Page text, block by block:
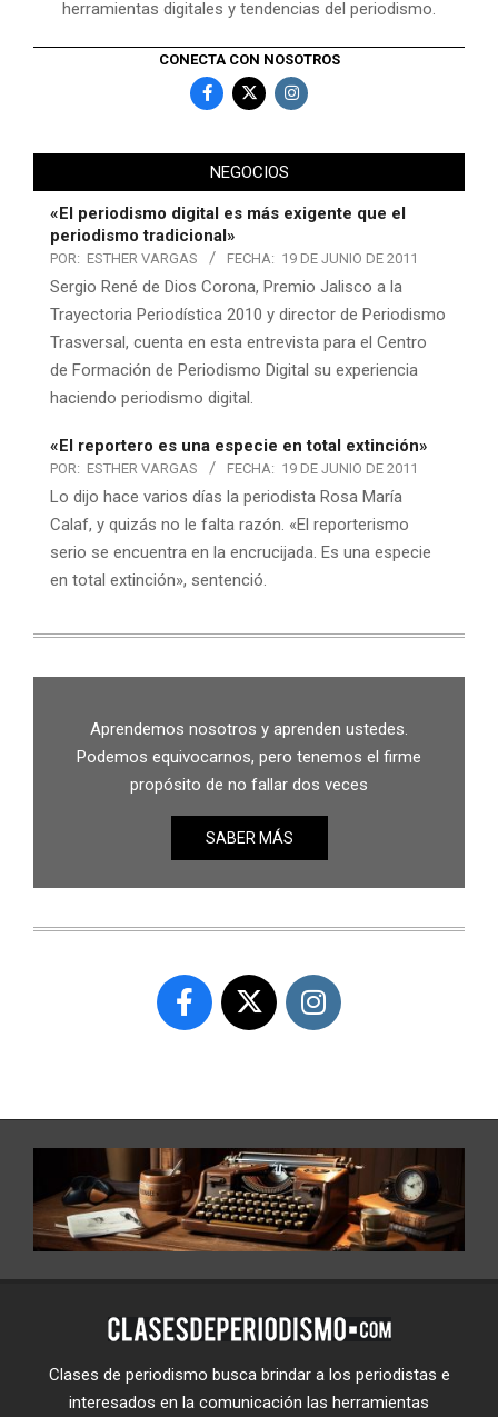
herramientas digitales y tendencias del periodismo.
CONECTA CON NOSOTROS
NEGOCIOS
«El periodismo digital es más exigente que el
periodismo tradicional»
POR: ESTHER VARGAS FECHA: 19 DE JUNIO DE 2011
Sergio René de Dios Corona, Premio Jalisco a la
Trayectoria Periodística 2010 y director de Periodismo
Trasversal, cuenta en esta entrevista para el Centro
de Formación de Periodismo Digital su experiencia
haciendo periodismo digital.
«El reportero es una especie en total extinción»
POR: ESTHER VARGAS FECHA: 19 DE JUNIO DE 2011
Lo dijo hace varios días la periodista Rosa María
Calaf, y quizás no le falta razón. «El reporterismo
serio se encuentra en la encrucijada. Es una especie
en total extinción», sentenció.
Aprendemos nosotros y aprenden ustedes.
Podemos equivocarnos, pero tenemos el firme
propósito de no fallar dos veces
SABER MÁS
Clases de periodismo busca brindar a los periodistas e
interesados en la comunicación las herramientas